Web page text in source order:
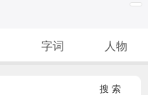
字词 人物
搜 索